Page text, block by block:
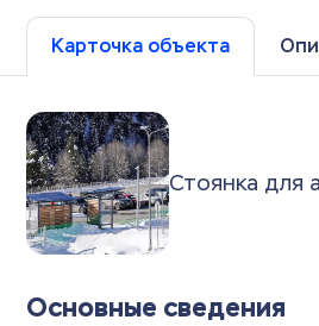
Карточка объекта
Стоянка для
Основные сведения